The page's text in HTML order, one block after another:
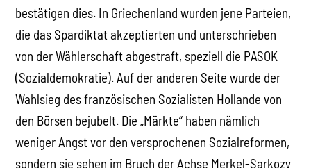
bestätigen dies. In Griechenland wurden jene Parteien,
die das Spardiktat akzeptierten und unterschrieben
von der Wählerschaft abgestraft, speziell die PASOK
(Sozialdemokratie). Auf der anderen Seite wurde der
Wahlsieg des französischen Sozialisten Hollande von
den Börsen bejubelt. Die „Märkte“ haben nämlich
weniger Angst vor den versprochenen Sozialreformen,
sondern sie sehen im Bruch der Achse Merkel-Sarkozy